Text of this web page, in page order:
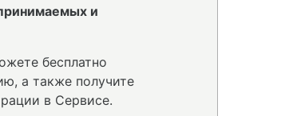
и
бесплатно
а также получите
в Сервисе.